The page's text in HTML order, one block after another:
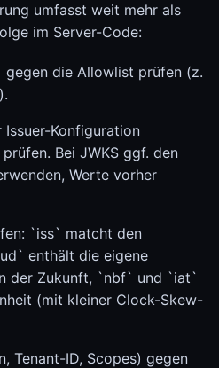
umfasst weit mehr als
im Server-Code:
gegen die Allowlist prüfen (z.
Konfiguration
Bei JWKS ggf. den
Werte vorher
`iss` matcht den
enthält die eigene
der Zukunft, `nbf` und `iat`
(mit kleiner Clock-Skew-
Tenant-ID, Scopes) gegen